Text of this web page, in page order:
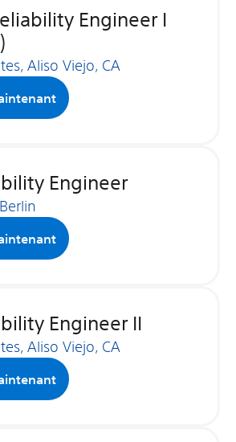
Engineer I
Aliso Viejo, CA
Engineer
Engineer II
Aliso Viejo, CA